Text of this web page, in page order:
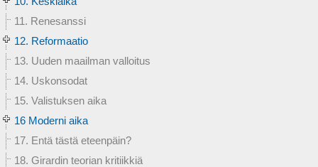
11. Renesanssi
12. Reformaatio
13. Uuden maailman valloitus
14. Uskonsodat
15. Valistuksen aika
16 Moderni aika
17. Entä tästä eteenpäin?
18. Girardin teorian kritiikkiä